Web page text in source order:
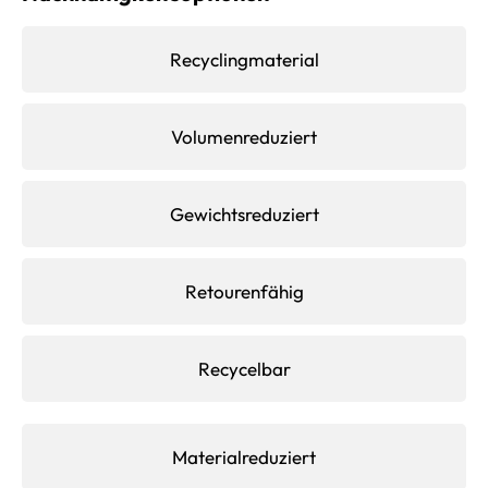
Recyclingmaterial
Volumenreduziert
Gewichtsreduziert
Retourenfähig
Recycelbar
Materialreduziert